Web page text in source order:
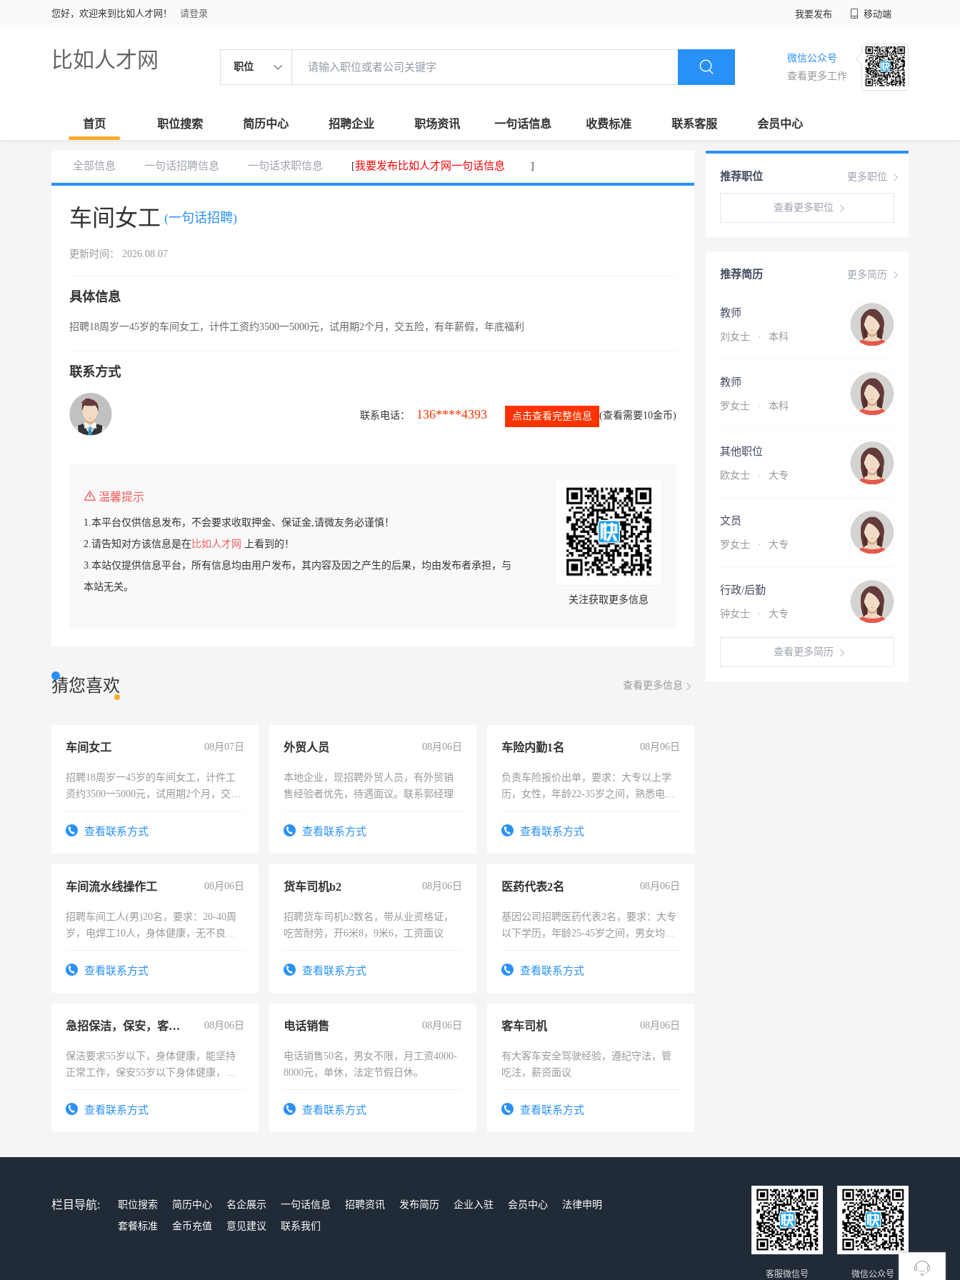
您好，欢迎来到比如人才网！ 请登录 我要发布 移动端
比如人才网 职位
微信公众号
查看更多工作
首页 职位搜索 简历中心 招聘企业 职场资讯 一句话信息 收费标准 联系客服 会员中心
全部信息 一句话招聘信息 一句话求职信息 [我要发布比如人才网一句话信息 ]
车间女工 (一句话招聘)
更新时间： 2026.08.07
具体信息
招聘18周岁一45岁的车间女工，计件工资约3500一5000元，试用期2个月，交五险，有年薪假，年底福利
联系方式
联系电话： 136****4393 点击查看完整信息 (查看需要10金币)
温馨提示
1.本平台仅供信息发布，不会要求收取押金、保证金,请微友务必谨慎！
2.请告知对方该信息是在 比如人才网
上看到的！
3.本站仅提供信息平台，所有信息均由用户发布，其内容及因之产生的后果，均由发布者承担，与
本站无关。
关注获取更多信息
猜您喜欢 查看更多信息
车间女工 08月07日
招聘18周岁一45岁的车间女工，计件工
资约3500一5000元，试用期2个月，交五
查看联系方式
外贸人员 08月06日
本地企业，现招聘外贸人员，有外贸销
售经验者优先，待遇面议。联系郭经理
查看联系方式
车险内勤1名 08月06日
负责车险报价出单，要求：大专以上学
历，女性，年龄22-35岁之间，熟悉电脑
试用期1-3个月，转正后交纳五险，
查看联系方式
车间流水线操作工 08月06日
招聘车间工人(男)20名，要求：20-40周
岁，电焊工10人，身体健康，无不良嗜
宿，免费发放劳保用品，两班倒，每月
查看联系方式
货车司机b2 08月06日
招聘货车司机b2数名，带从业资格证，
吃苦耐劳，开6米8，9米6，工资面议
查看联系方式
医药代表2名 08月06日
基因公司招聘医药代表2名，要求：大专
以下学历，年龄25-45岁之间，男女均
表或者有医学资质的优先，底薪+绩效，
查看联系方式
急招保洁，保安，客服，工程 08月06日
保洁要求55岁以下，身体健康，能坚持
正常工作，保安55岁以下身体健康，有
录，客服要求45岁以下高中以上文化，
查看联系方式
电话销售 08月06日
电话销售50名，男女不限，月工资4000-
8000元，单休，法定节假日休。
查看联系方式
客车司机 08月06日
有大客车安全驾驶经验，遵纪守法，管
吃注，薪资面议
查看联系方式
更多职位
推荐职位
查看更多职位
更多简历
推荐简历
教师
刘女士 · 本科
教师
罗女士 · 本科
其他职位
欧女士 · 大专
文员
罗女士 · 大专
行政/后勤
钟女士 · 大专
查看更多简历
栏目导航: 职位搜索 简历中心 名企展示 一句话信息 招聘资讯 发布简历 企业入驻 会员中心
法律申明
套餐标准
金币充值 意见建议 联系我们
微信公众号
客服微信号